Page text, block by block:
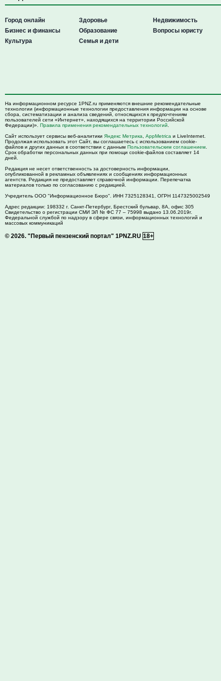
Город онлайн
Бизнес и финансы
Культура
Здоровье
Образование
Семья и дети
Недвижимость
Вопросы юристу
На информационном ресурсе 1PNZ.ru применяются внешние рекомендательные
технологии (информационные технологии предоставления информации на основе
сбора, систематизации и анализа сведений, относящихся к предпочтениям
пользователей сети «Интернет», находящихся на территории Российской
Федерации)». Правила применения рекомендательных технологий
Сайт использует сервисы веб-аналитики Яндекс Метрика AppMetrica и LiveInternet.
Продолжая использовать этот Сайт, вы соглашаетесь с использованием cookie-
файлов и других данных в соответствии с данным Пользовательским соглашением
Срок обработки персональных данных при помощи cookie-файлов составляет 14
дней.
Редакция не несет ответственность за достоверность информации,
опубликованной в рекламных объявлениях и сообщениях информационных
агентств. Редакция не предоставляет справочной информации. Перепечатка
материалов только по согласованию с редакцией.
Учредитель ООО "Информационное Бюро". ИНН 7325128341, ОГРН 1147325002549
Адрес редакции: 198332 г. Санкт-Петербург, Брестский бульвар, 8А, офис 305
Свидетельство о регистрации СМИ ЭЛ № ФС 77 – 75998 выдано 13.06.2019г.
Федеральной службой по надзору в сфере связи, информационных технологий и
массовых коммуникаций
© 2026. "Первый пензенский портал" 1PNZ.RU 18+